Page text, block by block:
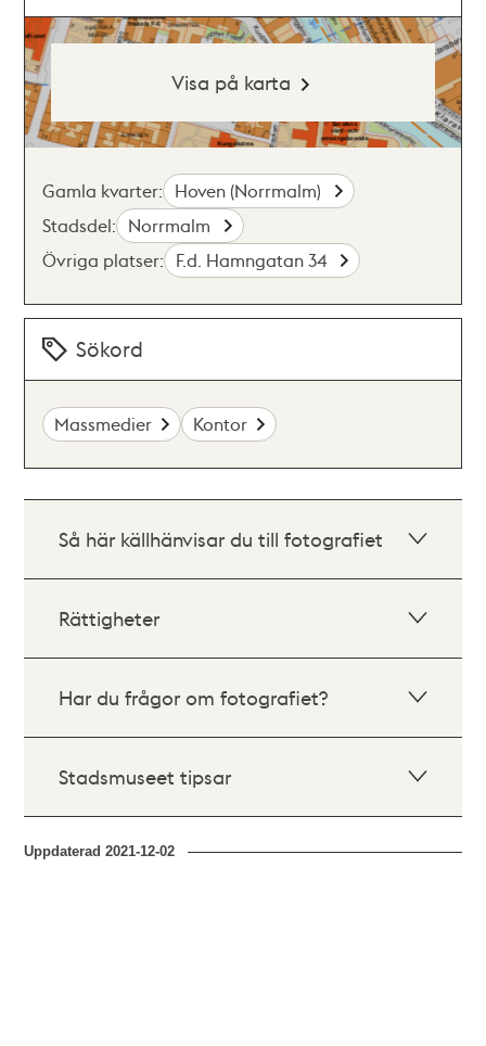
Visa på karta
Gamla kvarter: Hoven (Norrmalm)
Stadsdel: Norrmalm
Övriga platser: F.d. Hamngatan 34
Sökord
Massmedier Kontor
Så här källhänvisar du till fotografiet
Rättigheter
Har du frågor om fotografiet?
Stadsmuseet tipsar
Uppdaterad2021-12-02